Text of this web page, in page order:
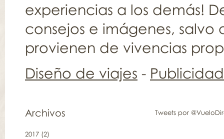
experiencias a los demás!
consejos e imágenes,
provienen de vivencias
Diseño de viajes -
Archivos
2017 (2)
Tweets por